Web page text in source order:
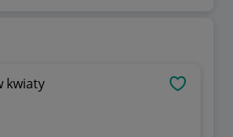
kwiaty